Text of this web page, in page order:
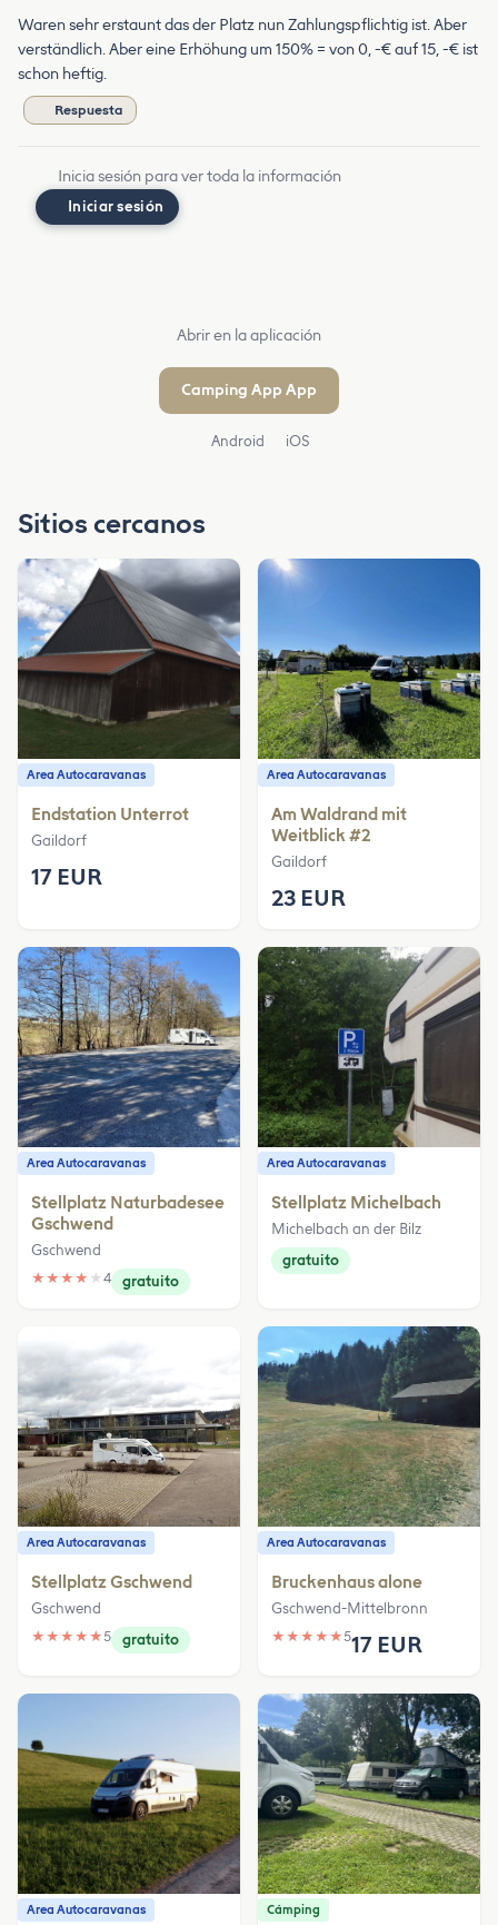
Waren sehr erstaunt das der Platz nun Zahlungspflichtig ist. Aber
verständlich. Aber eine Erhöhung um 150% = von 0, -€ auf 15, -€ ist
schon heftig.
Respuesta
Inicia sesión para ver toda la información
Iniciar sesión
Abrir en la aplicación
Camping App App
Android iOS
Sitios cercanos
Area Autocaravanas
Endstation Unterrot
Gaildorf
17 EUR
Area Autocaravanas
Am Waldrand mit
Weitblick #2
Gaildorf
23 EUR
Area Autocaravanas
Stellplatz Naturbadesee
Gschwend
Gschwend
★ ★ ★ ★ ★ 4 gratuito
Area Autocaravanas
Stellplatz Michelbach
Michelbach an der Bilz
gratuito
Area Autocaravanas
Stellplatz Gschwend
Gschwend
★ ★ ★ ★ ★5 gratuito
Area Autocaravanas
Bruckenhaus alone
Gschwend-Mittelbronn
★ ★ ★ ★ ★517 EUR
Area Autocaravanas Cámping